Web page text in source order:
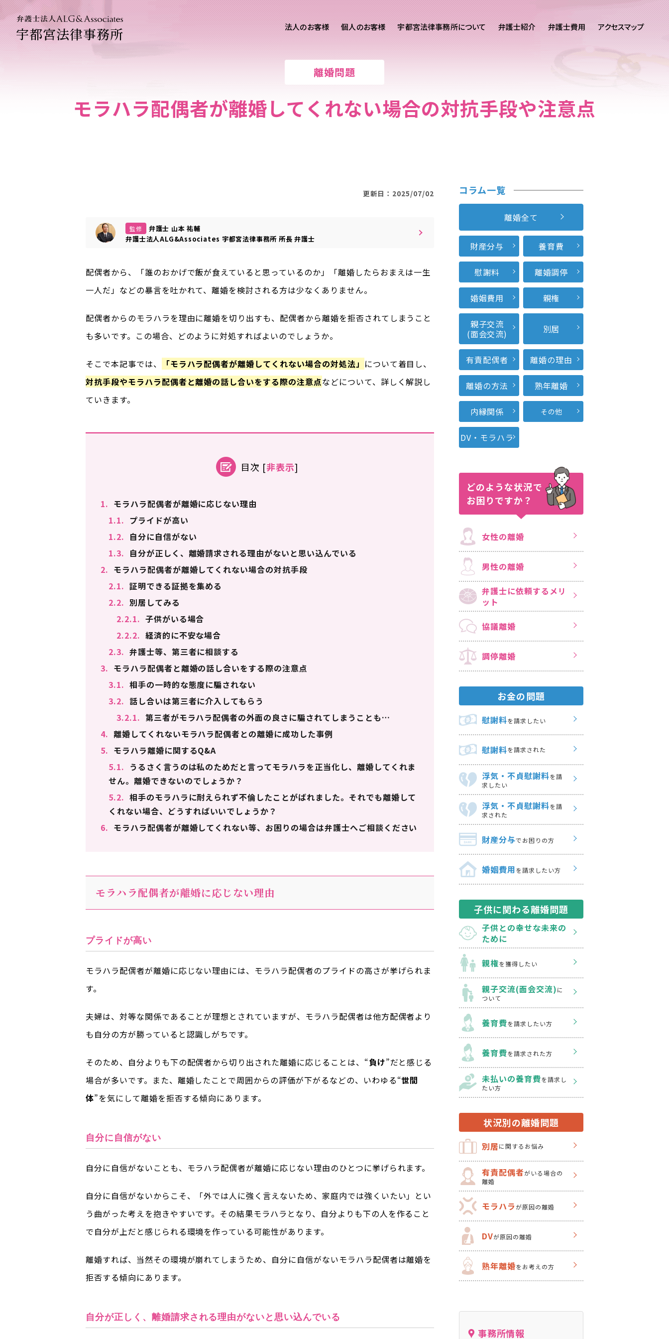
宇都宮法律事務所 法人のお客様 個人のお客様
個人のお客様ご相談
離婚問題 刑事事件
宇都宮法律事務所について 弁護士紹介 弁護士費用 アクセスマップ
離婚問題
モラハラ配偶者が離婚してくれない場合の対抗手段や注意点
更新日：2025/07/02
監修
弁護士 山本 祐輔
弁護士法人ALG&Associates 宇都宮法律事務所 所長 弁護士
配偶者から、「誰のおかげで飯が食えていると思っているのか」「離婚したらおまえは一生
一人だ」などの暴言を吐かれて、離婚を検討される方は少なくありません。
配偶者からのモラハラを理由に離婚を切り出すも、配偶者から離婚を拒否されてしまうこと
も多いです。この場合、どのように対処すればよいのでしょうか。
そこで本記事では、 「モラハラ配偶者が離婚してくれない場合の対処法」 について着目し、
対抗手段やモラハラ配偶者と離婚の話し合いをする際の注意点などについて、詳しく解説し
ていきます。
目次 [非表示]
1. モラハラ配偶者が離婚に応じない理由
1.1. プライドが高い
1.2. 自分に自信がない
1.3. 自分が正しく、離婚請求される理由がないと思い込んでいる
2. モラハラ配偶者が離婚してくれない場合の対抗手段
2.1. 証明できる証拠を集める
2.2. 別居してみる
2.2.1. 子供がいる場合
2.2.2. 経済的に不安な場合
2.3. 弁護士等、第三者に相談する
3. モラハラ配偶者と離婚の話し合いをする際の注意点
3.1. 相手の一時的な態度に騙されない
3.2. 話し合いは第三者に介入してもらう
3.2.1. 第三者がモラハラ配偶者の外面の良さに騙されてしまうことも…
4. 離婚してくれないモラハラ配偶者との離婚に成功した事例
5. モラハラ離婚に関するQ&A
5.1. うるさく言うのは私のためだと言ってモラハラを正当化し、離婚してくれま
せん。離婚できないのでしょうか？
5.2. 相手のモラハラに耐えられず不倫したことがばれました。それでも離婚して
くれない場合、どうすればいいでしょうか？
6. モラハラ配偶者が離婚してくれない等、お困りの場合は弁護士へご相談ください
モラハラ配偶者が離婚に応じない理由
プライドが高い
モラハラ配偶者が離婚に応じない理由には、モラハラ配偶者のプライドの高さが挙げられま
す。
夫婦は、対等な関係であることが理想とされていますが、モラハラ配偶者は他方配偶者より
も自分の方が勝っていると認識しがちです。
そのため、自分よりも下の配偶者から切り出された離婚に応じることは、“負け”だと感じる
場合が多いです。また、離婚したことで周囲からの評価が下がるなどの、いわゆる“世間
体”を気にして離婚を拒否する傾向にあります。
自分に自信がない
自分に自信がないことも、モラハラ配偶者が離婚に応じない理由のひとつに挙げられます。
自分に自信がないからこそ、「外では人に強く言えないため、家庭内では強くいたい」とい
う曲がった考えを抱きやすいです。その結果モラハラとなり、自分よりも下の人を作ること
で自分が上だと感じられる環境を作っている可能性があります。
離婚すれば、当然その環境が崩れてしまうため、自分に自信がないモラハラ配偶者は離婚を
拒否する傾向にあります。
自分が正しく、離婚請求される理由がないと思い込んでいる
コラム一覧
離婚全て
財産分与 養育費
慰謝料 離婚調停
婚姻費用 親権
親子交流
(面会交流)
別居
有責配偶者 離婚の理由
離婚の方法 熟年離婚
内縁関係 その他
DV・モラハラ
どのような状況で
お困りですか？
女性の離婚
男性の離婚
弁護士に依頼するメリ
ット
協議離婚
調停離婚
お金の問題
慰謝料を請求したい
慰謝料を請求された
浮気・不貞慰謝料を請
求したい
浮気・不貞慰謝料を請
求された
財産分与でお困りの方
婚姻費用を請求したい方
子供に関わる離婚問題
子供との幸せな未来の
ために
親権を獲得したい
親子交流(面会交流)に
ついて
養育費を請求したい方
養育費を請求された方
未払いの養育費を請求し
たい方
状況別の離婚問題
別居に関するお悩み
有責配偶者がいる場合の
離婚
モラハラが原因の離婚
DVが原因の離婚
熟年離婚をお考えの方
事務所情報